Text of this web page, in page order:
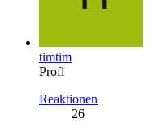
timtim
Profi
Reaktionen
26